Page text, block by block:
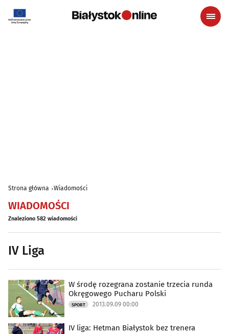
Strona główna Wiadomości
WIADOMOŚCI
Znaleziono 582 wiadomości
IV Liga
W środę rozegrana zostanie trzecia runda
Okręgowego Pucharu Polski
SPORT 2013.09.09 00:00
IV liga: Hetman Białystok bez trenera